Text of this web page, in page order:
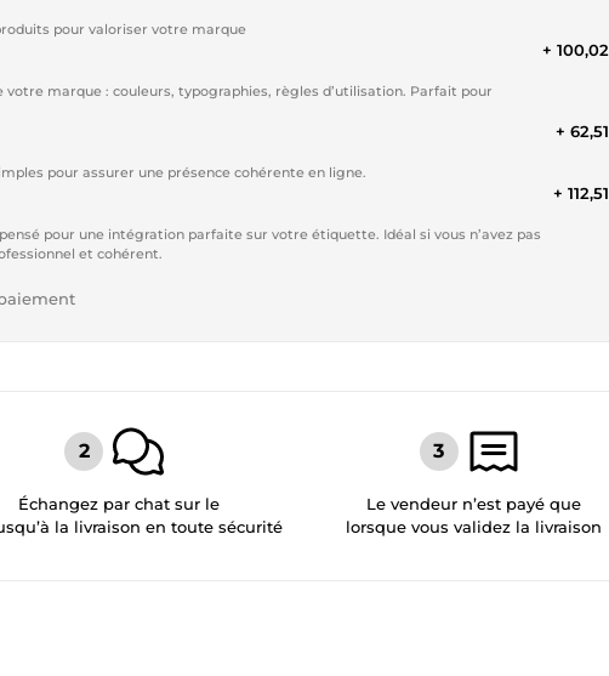
pour valoriser votre marque
marque : couleurs, typographies, règles d’utilisation. Parfait pour
+
pour assurer une présence cohérente en ligne.
+
pour une intégration parfaite sur votre étiquette. Idéal si vous n’avez pas
et cohérent.
+
Échangez par chat sur le
la livraison en toute sécurité
Le vendeur n’est payé que
lorsque vous validez la livraison